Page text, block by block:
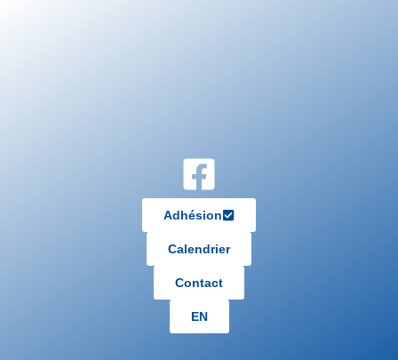
Adhésion
Calendrier
Contact
EN